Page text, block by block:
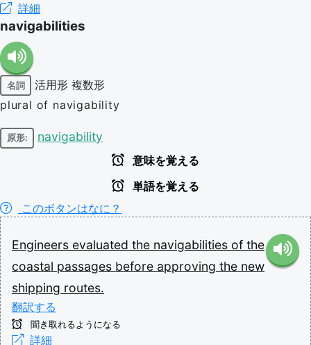
詳細
navigabilities
名詞 活用形 複数形
plural of navigability
原形: navigability
意味を覚える
単語を覚える
このボタンはなに？
Engineers evaluated the navigabilities of the
coastal passages before approving the new
shipping routes.
翻訳する
聞き取れるようになる
詳細